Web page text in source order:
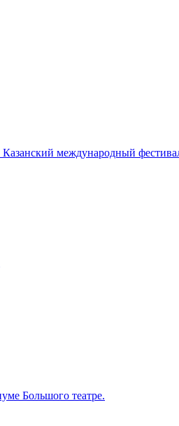
международный
Большого театре.